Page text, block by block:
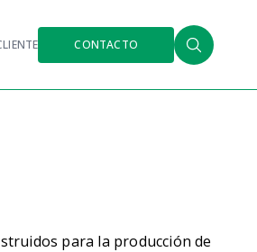
CONTACTO
para la producción de